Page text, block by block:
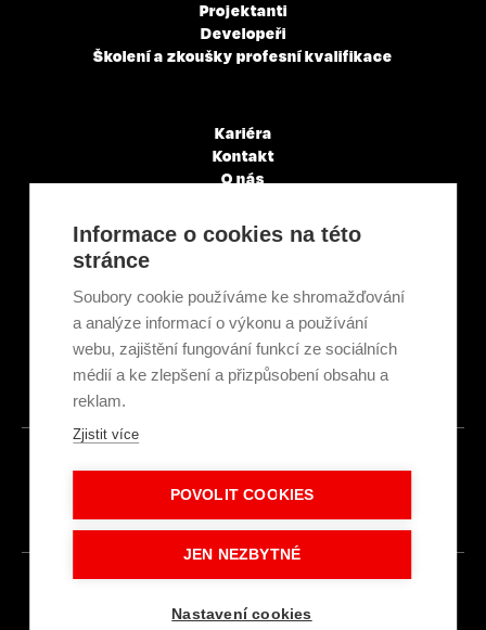
Projektanti
Developeři
Školení a zkoušky profesní kvalifikace
Kariéra
Kontakt
O nás
Články a novinky
GDPR & Cookies
Ekologická recyklace
Projekty EU
Intranet - Přihlášení
Přihlášení
© 2026
Informace o cookies na této
stránce
Soubory cookie používáme ke shromažďování
a analýze informací o výkonu a používání
webu, zajištění fungování funkcí ze sociálních
médií a ke zlepšení a přizpůsobení obsahu a
reklam.
Zjistit více
POVOLIT COOKIES
JEN NEZBYTNÉ
Nastavení cookies